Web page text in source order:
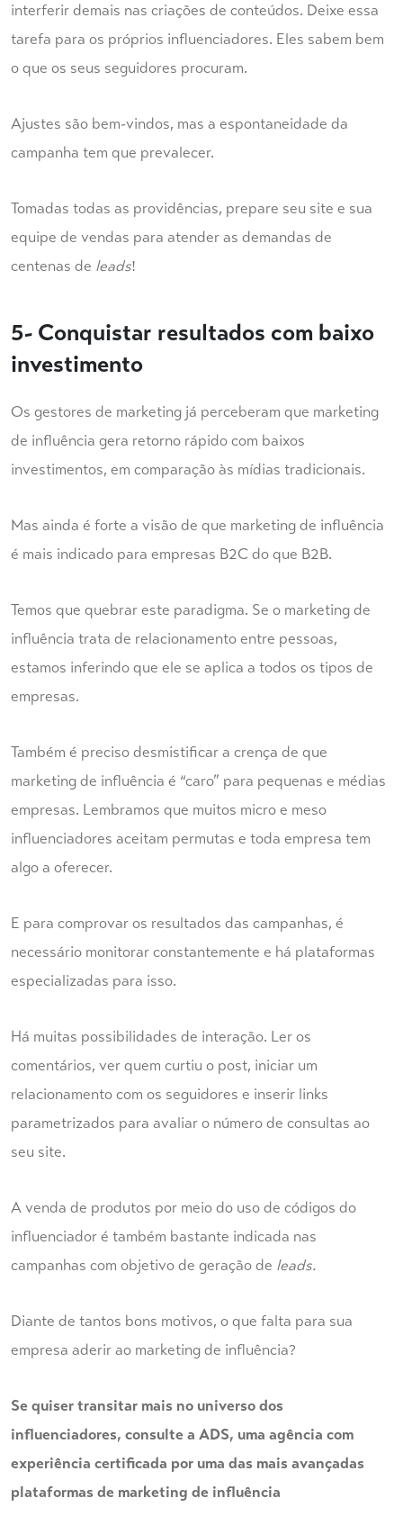
interferir demais nas criações de conteúdos. Deixe essa
tarefa para os próprios influenciadores. Eles sabem bem
o que os seus seguidores procuram.
Ajustes são bem-vindos, mas a espontaneidade da
campanha tem que prevalecer.
Tomadas todas as providências, prepare seu site e sua
equipe de vendas para atender as demandas de
centenas de leads!
5- Conquistar resultados com baixo
investimento
Os gestores de marketing já perceberam que marketing
de influência gera retorno rápido com baixos
investimentos, em comparação às mídias tradicionais.
Mas ainda é forte a visão de que marketing de influência
é mais indicado para empresas B2C do que B2B.
Temos que quebrar este paradigma. Se o marketing de
influência trata de relacionamento entre pessoas,
estamos inferindo que ele se aplica a todos os tipos de
empresas.
Também é preciso desmistificar a crença de que
marketing de influência é “caro” para pequenas e médias
empresas. Lembramos que muitos micro e meso
influenciadores aceitam permutas e toda empresa tem
algo a oferecer.
E para comprovar os resultados das campanhas, é
necessário monitorar constantemente e há plataformas
especializadas para isso.
Há muitas possibilidades de interação. Ler os
comentários, ver quem curtiu o post, iniciar um
relacionamento com os seguidores e inserir links
parametrizados para avaliar o número de consultas ao
seu site.
A venda de produtos por meio do uso de códigos do
influenciador é também bastante indicada nas
campanhas com objetivo de geração de leads.
Diante de tantos bons motivos, o que falta para sua
empresa aderir ao marketing de influência?
Se quiser transitar mais no universo dos
influenciadores, consulte a ADS, uma agência com
experiência certificada por uma das mais avançadas
plataformas de marketing de influência